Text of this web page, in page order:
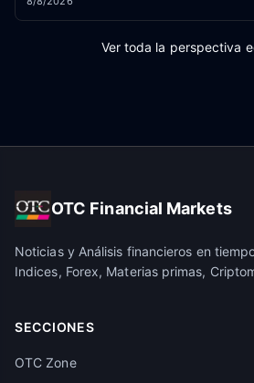
Ver toda la perspectiva
OTC Financial Markets
Noticias y Análisis financieros en
Indices, Forex, Materias primas,
SECCIONES
OTC Zone